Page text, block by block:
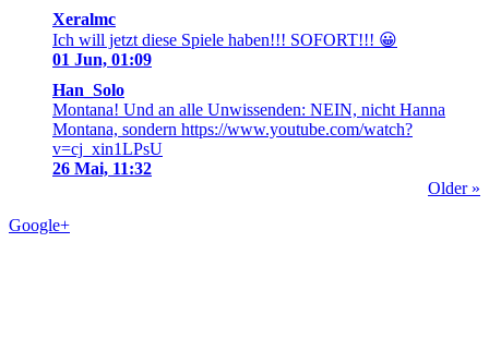
Xeralmc
Ich will jetzt diese Spiele haben!!! SOFORT!!! 😀
01 Jun, 01:09
Han_Solo
Montana! Und an alle Unwissenden: NEIN, nicht Hanna
Montana, sondern https://www.youtube.com/watch?
v=cj_xin1LPsU
26 Mai, 11:32
Older »
Google+